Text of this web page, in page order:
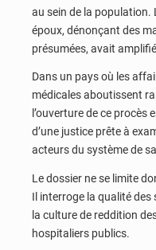
au sein de la population.
époux, dénonçant des
présumées, avait
Dans un pays où les
médicales aboutissent
l’ouverture de ce
d’une justice prête à
acteurs du système de
Le dossier ne se limite
Il interroge la qualité des
la culture de reddition
hospitaliers publics.